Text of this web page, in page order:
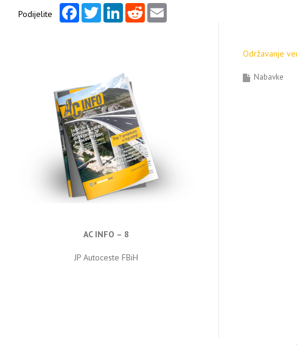
Podijelite
FacebookTwitterLinkedInReddit
Održavanje
Nabavke
AC INFO – 8
JP Autoceste FBiH